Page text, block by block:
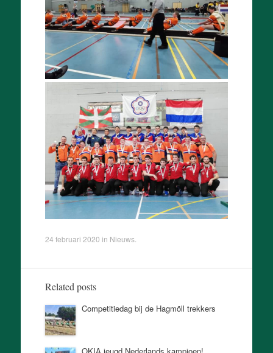
24 februari 2020 in Nieuws.
Related posts
Competitiedag bij de Hagmöll trekkers
OKIA jeugd Nederlands kampioen!